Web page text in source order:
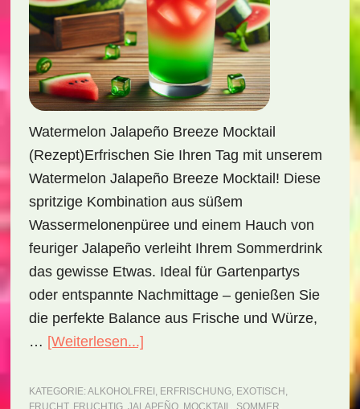
Watermelon Jalapeño Breeze Mocktail
(Rezept)Erfrischen Sie Ihren Tag mit unserem
Watermelon Jalapeño Breeze Mocktail! Diese
spritzige Kombination aus süßem
Wassermelonenpüree und einem Hauch von
feuriger Jalapeño verleiht Ihrem Sommerdrink
das gewisse Etwas. Ideal für Gartenpartys
oder entspannte Nachmittage – genießen Sie
die perfekte Balance aus Frische und Würze,
… [Weiterlesen...]ÜberWatermelon
Breeze
KATEGORIE: ALKOHOLFREI , ERFRISCHUNG, EXOTISCH ,
FRUCHT, FRUCHTIG, JALAPEÑO, MOCKTAIL, SOMMER,